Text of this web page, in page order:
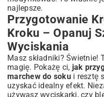
najlepsze.
Przygotowanie
Kroku – Opanuj
Wyciskania
Masz składniki? Świetnie!
magię. Pokażę ci, jak
marchew do sokui resztę
uzyskać idealny efekt.
używasz wyciskarki, czy